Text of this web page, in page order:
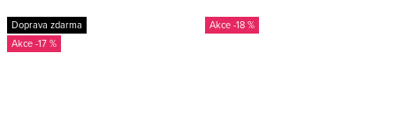
Doprava zdarma
-17 %
-18 %